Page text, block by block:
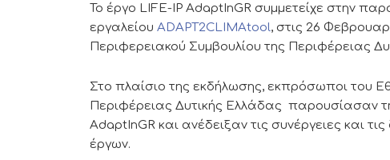
Το έργο LIFE-IP AdaptInGR συμμετείχε στην
εργαλείου ADAPT2CLIMAtool, στις 26
Περιφερειακού Συμβουλίου της Περιφέρειας
Στο πλαίσιο της εκδήλωσης, εκπρόσωποι του
Περιφέρειας Δυτικής Ελλάδας παρουσίασαν
AdaptInGR και ανέδειξαν τις συνέργειες και
έργων.